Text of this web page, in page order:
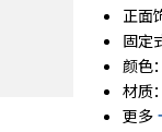
正面
固定
颜色
材质
更多